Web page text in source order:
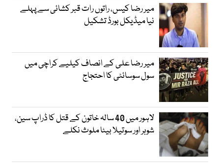
میر رضا کیس، راتوں رات قبر کشائی سے پہلے
نیا میڈیکل بورڈ تشکیل
میر رضا علی کے انصاف کیلیے کراچی میں
سول سوسائٹی کا احتجاج
لاہور میں 40 سالہ خاتون کے قتل کا ڈراپ سین،
شوہر اور سوتیلا بیٹا ملوث نکلے